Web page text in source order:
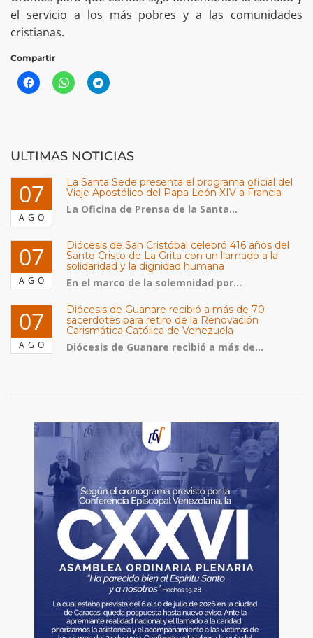
el servicio a los más pobres y a las comunidades
cristianas.
Compartir
ULTIMAS NOTICIAS
07
AGO
La Santa Sede presenta el programa oficial del
Viaje Apostólico del Papa León XIV a Francia
La Oficina de Prensa de la Santa...
07
AGO
Diócesis de San Cristóbal celebró 416 años del
Santo Cristo de La Grita con un llamado a la
solidaridad y la dignidad humana
En el marco de la solemnidad por...
07
AGO
Diócesis de Guanare recibió a más de 70
sacerdotes para retiro de la Renovación
Carismática Católica de Venezuela
Diócesis de Guanare recibió a más de...